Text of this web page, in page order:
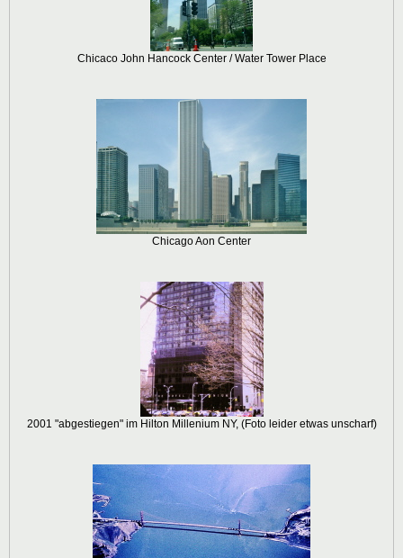
Chicaco John Hancock Center / Water Tower Place
Chicago Aon Center
2001 "abgestiegen" im Hilton Millenium NY, (Foto leider etwas unscharf)